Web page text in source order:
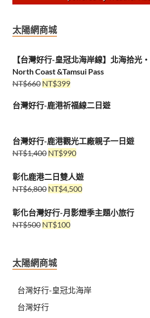
太陽網商城
【台灣好行-皇冠北海岸線】北海拾光
North Coast &Tamsui Pass
NT$660 NT$399
台灣好行-鹿港祈福線二日遊
台灣好行-鹿港觀光工廠親子一日遊
NT$1,400 NT$990
彰化鹿港二日雙人遊
NT$6,800 NT$4,500
彰化台灣好行-月影燈季主題小旅行
NT$500 NT$100
太陽網商城
台灣好行-皇冠北海岸
台灣好行